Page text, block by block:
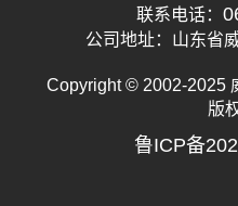
联系电话：
公司地址：山东省
Copyright © 2002-2025
版
鲁ICP备